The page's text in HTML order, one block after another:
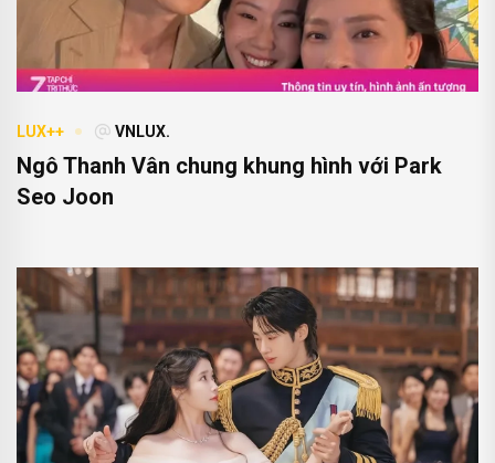
LUX++ VNLUX.
Ngô Thanh Vân chung khung hình với Park
Seo Joon